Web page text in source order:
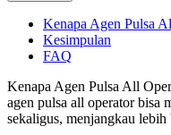
Kenapa Agen Pulsa
Kesimpulan
FAQ
Kenapa Agen Pulsa All
agen pulsa all operator bisa
sekaligus, menjangkau